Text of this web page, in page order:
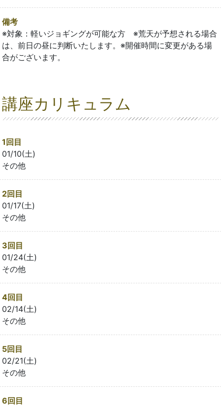
備考
※対象：軽いジョギングが可能な方 ※荒天が予想される場合
は、前日の昼に判断いたします。※開催時間に変更がある場
合がございます。
講座カリキュラム
1回目
01/10(土)
その他
2回目
01/17(土)
その他
3回目
01/24(土)
その他
4回目
02/14(土)
その他
5回目
02/21(土)
その他
6回目